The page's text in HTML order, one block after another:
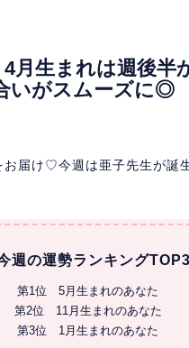
4月生まれは週後
いがスムーズに◎
届け♡今週は亜子先生が誕
週の運勢ランキングTOP3
第1位 5月生まれのあなた
第2位 11月生まれのあなた
第3位 1月生まれのあなた